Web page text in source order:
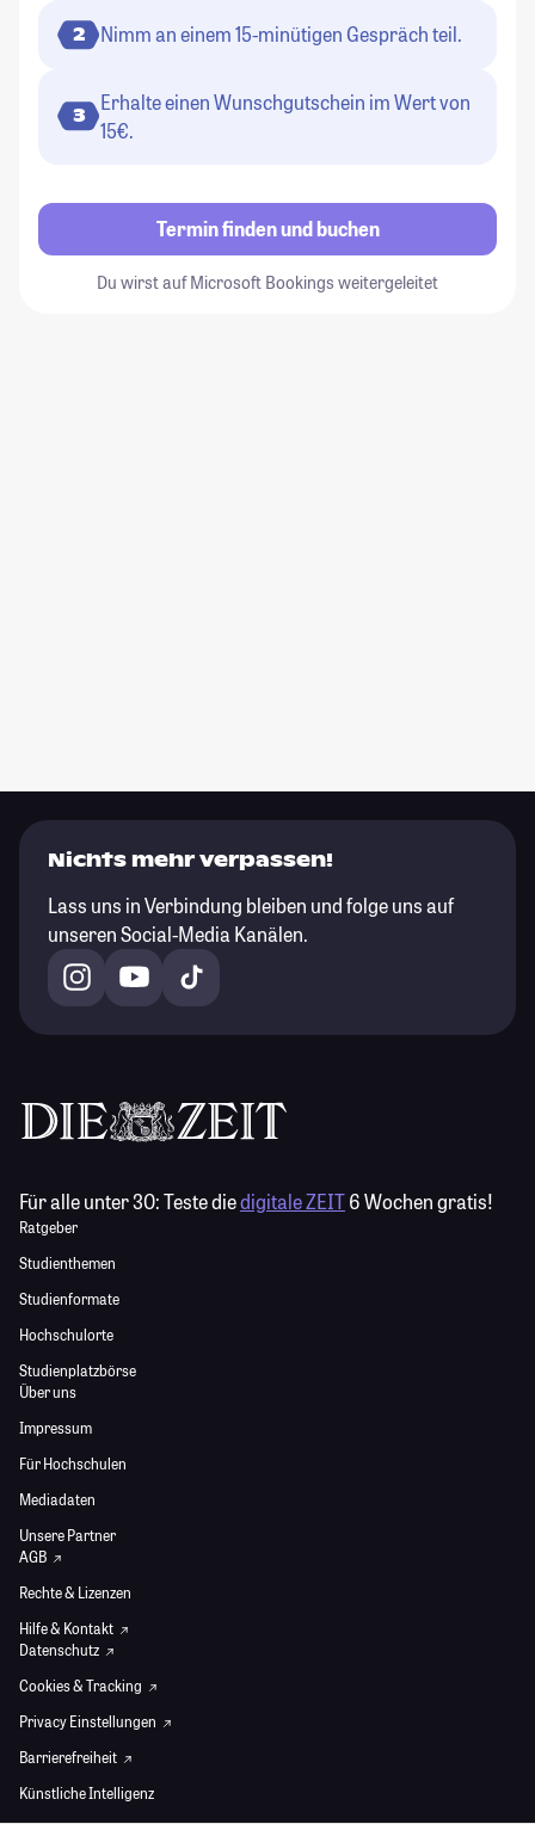
2 Nimm an einem 15-minütigen Gespräch teil.
3
Erhalte einen Wunschgutschein im Wert von
15€.
Termin finden und buchen
Du wirst auf Microsoft Bookings weitergeleitet
Nichts mehr verpassen!
Lass uns in Verbindung bleiben und folge uns auf
unseren Social-Media Kanälen.
Für alle unter 30:Teste diedigitale ZEIT6 Wochen gratis!
Ratgeber
Studienthemen
Studienformate
Hochschulorte
Studienplatzbörse
Über uns
Impressum
Für Hochschulen
Mediadaten
Unsere Partner
AGB
Rechte & Lizenzen
Hilfe & Kontakt
Datenschutz
Cookies & Tracking
Privacy Einstellungen
Barrierefreiheit
Künstliche Intelligenz